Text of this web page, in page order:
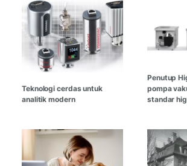
Teknologi cerdas untuk
analitik modern
Penutup
pompa
standar